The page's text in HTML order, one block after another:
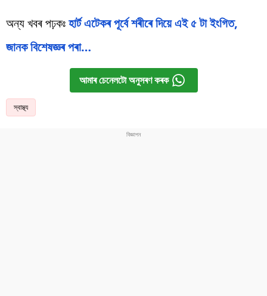
অন্য খবৰ পঢ়কঃহাৰ্ট এটেকৰ পূৰ্বে শৰীৰে দিয়ে এই ৫ টা ইংগিত,
জানক বিশেষজ্ঞৰ পৰা…
আমাৰ চেনেলটো অনুসৰণ কৰক
স্বাস্থ্য